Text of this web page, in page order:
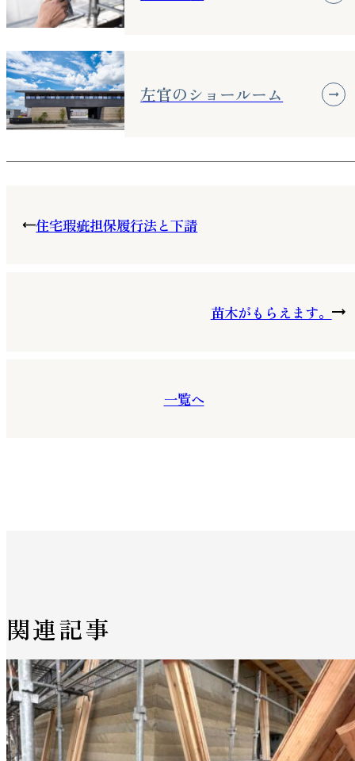
左官のショールーム
住宅瑕疵担保履行法と下請
一覧へ
苗木がもらえます。
関連記事